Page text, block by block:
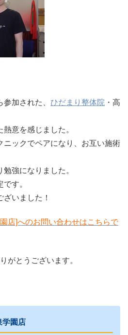
加された、 ひだまり整体院 ・高
意を感じました。
ニックでペアになり、お互い施術
強になりました。
す。
いました！
店]へのお問い合わせはこちらで
がとうございます。
学園店